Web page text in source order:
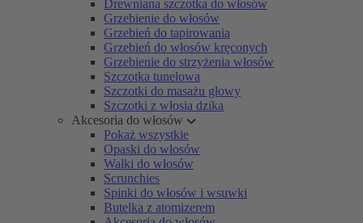
Drewniana szczotka do włosów
Grzebienie do włosów
Grzebień do tapirowania
Grzebień do włosów kręconych
Grzebienie do strzyżenia włosów
Szczotka tunelowa
Szczotki do masażu głowy
Szczotki z włosia dzika
Akcesoria do włosów
Pokaż wszystkie
Opaski do włosów
Wałki do włosów
Scrunchies
Spinki do włosów i wsuwki
Butelka z atomizerem